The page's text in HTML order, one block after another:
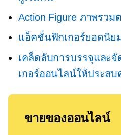
Action Figure ภาพรวม
แอ็คชั่นฟิกเกอร์ยอดนิย
เคล็ดลับการบรรจุและ
เกอร์ออนไลน์ให้ประสบ
ขายของออนไลน์